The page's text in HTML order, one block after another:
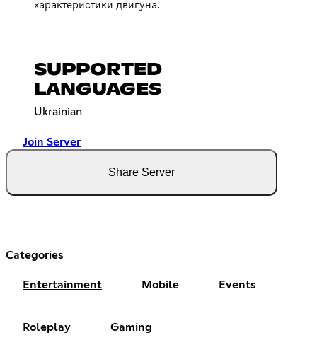
характеристики двигуна.
SUPPORTED
LANGUAGES
Ukrainian
Join Server
Share Server
Categories
Entertainment Mobile Events
Roleplay Gaming